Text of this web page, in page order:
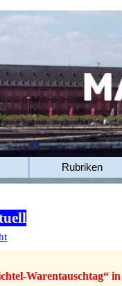
Rubriken
Warentauschtag“